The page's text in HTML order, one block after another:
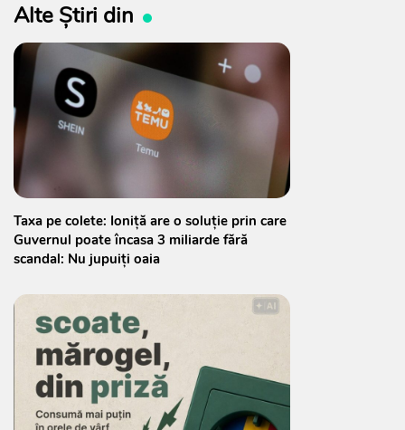
Alte Știri din
Taxa pe colete: Ioniță are o soluție prin care
Guvernul poate încasa 3 miliarde fără
scandal: Nu jupuiți oaia